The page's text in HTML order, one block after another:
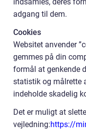
adgang til dem.
Cookies
Websitet anvender
gemmes på din
formål at genkende
statistik og målrette
indeholde skadelig
Det er muligt at
vejledning:https://